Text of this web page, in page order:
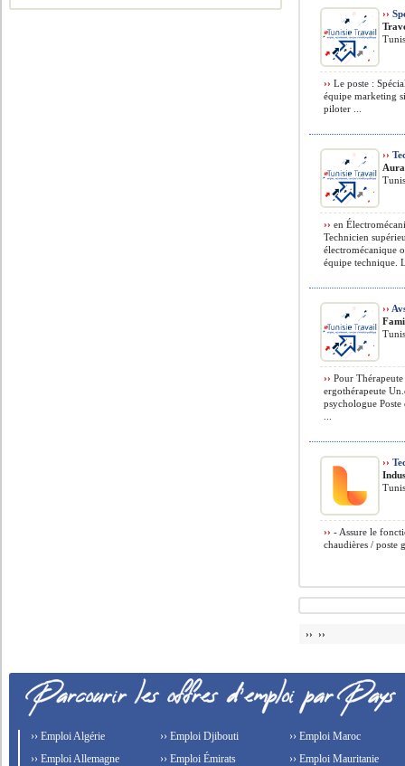
››
›› Le poste :
équipe marketing
piloter ...
››
›› en
Technicien
électromécanique
équipe technique.
››
›› Pour
ergothérapeute
psychologue
››
›› - Assure le
chaudières / poste
›› ››
›› Emploi Algérie
›› Emploi Allemagne
›› Emploi Djibouti
›› Emploi Émirats
›› Emploi Maroc
›› Emploi Mauritanie